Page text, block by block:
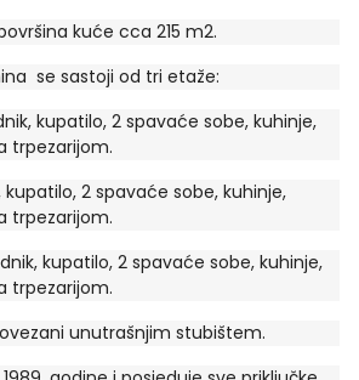
kuće cca 215 m2.
se sastoji od tri etaže:
kupatilo, 2 spavaće sobe, kuhinje,
trpezarijom.
kupatilo, 2 spavaće sobe, kuhinje,
trpezarijom.
kupatilo, 2 spavaće sobe, kuhinje,
trpezarijom.
unutrašnjim stubištem.